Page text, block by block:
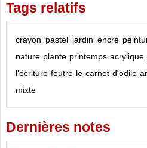
Tags relatifs
crayon pastel jardin encre
nature plante printemps acrylique
l'écriture feutre le carnet d'odile
mixte
Dernières notes